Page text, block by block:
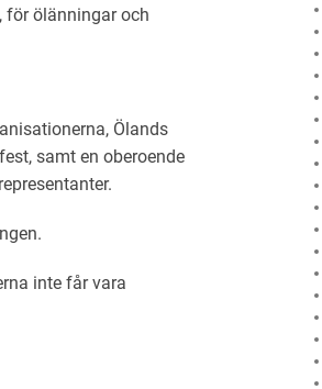
för ölänningar och
Ölands
samt en oberoende
inte får vara